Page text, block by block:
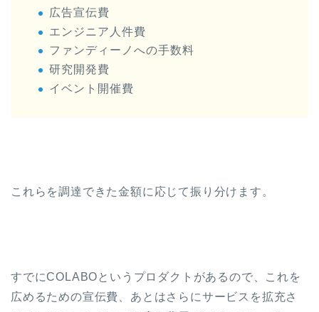
広告宣伝費
エンジニア人件費
ファンディーノへの手数料
研究開発費
イベント開催費
これらを調達できた金額に応じて振り分けます。
すでにCOLABOというプロダクトがあるので、これを
広めるための宣伝費、あとはさらにサービスを拡充さ